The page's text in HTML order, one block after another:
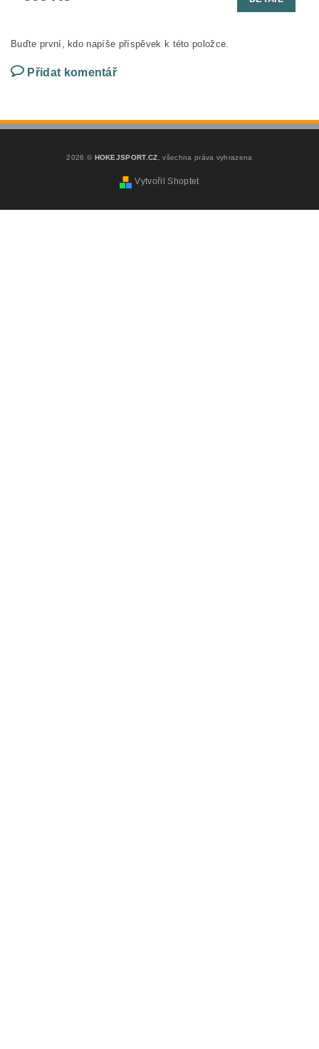
Buďte první, kdo napíše příspěvek k této položce.
Přidat komentář
2026 © HOKEJSPORT.CZ , všechna práva vyhrazena
Vytvořil Shoptet